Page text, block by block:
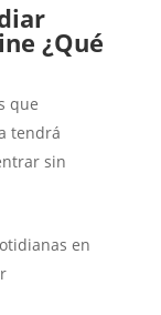
¿Qué
que
tendrá
sin
en